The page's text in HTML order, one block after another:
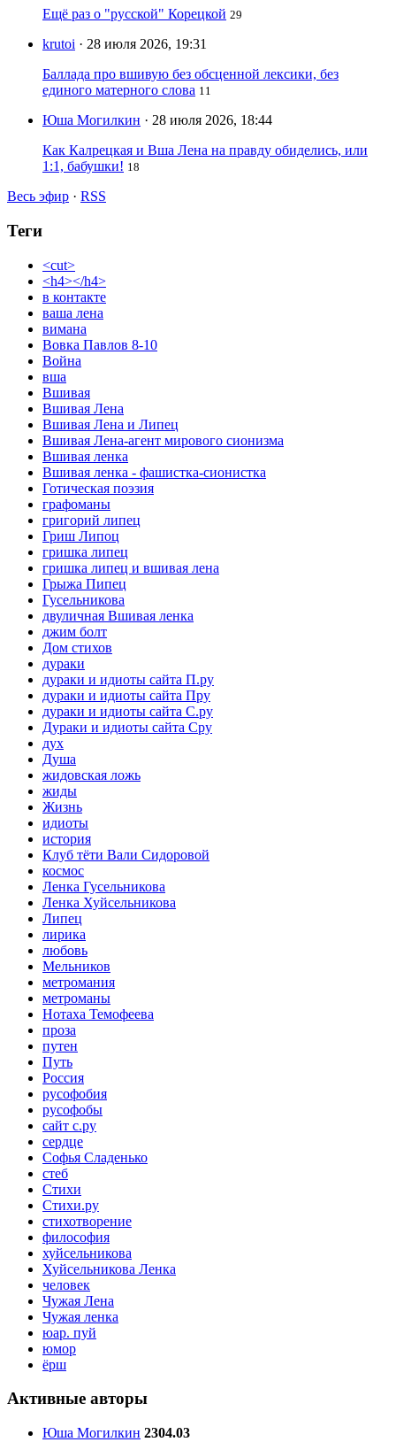
Ещё раз о "русской" Корецкой 29
krutoi · 28 июля 2026, 19:31
Баллада про вшивую без обсценной лексики, без
единого матерного слова 11
Юша Могилкин · 28 июля 2026, 18:44
Как Калрецкая и Вша Лена на правду обиделись, или
1:1, бабушки! 18
Весь эфир · RSS
Теги
<cut>
<h4></h4>
в контакте
ваша лена
вимана
Вовка Павлов 8-10
Война
вша
Вшивая
Вшивая Лена
Вшивая Лена и Липец
Вшивая Лена-агент мирового сионизма
Вшивая ленка
Вшивая ленка - фашистка-сионистка
Готическая поэзия
графоманы
григорий липец
Гриш Липоц
гришка липец
гришка липец и вшивая лена
Грыжа Пипец
Гусельникова
двуличная Вшивая ленка
джим болт
Дом стихов
дураки
дураки и идиоты сайта П.ру
дураки и идиоты сайта Пру
дураки и идиоты сайта С.ру
Дураки и идиоты сайта Сру
дух
Душа
жидовская ложь
жиды
Жизнь
идиоты
история
Клуб тёти Вали Сидоровой
космос
Ленка Гусельникова
Ленка Хуйсельникова
Липец
лирика
любовь
Мельников
метромания
метроманы
Нотаха Темофеева
проза
путен
Путь
Россия
русофобия
русофобы
сайт с.ру
сердце
Софья Сладенько
стеб
Стихи
Стихи.ру
стихотворение
философия
хуйсельникова
Хуйсельникова Ленка
человек
Чужая Лена
Чужая ленка
юар. пуй
юмор
ёрш
Активные авторы
Юша Могилкин 2304.03